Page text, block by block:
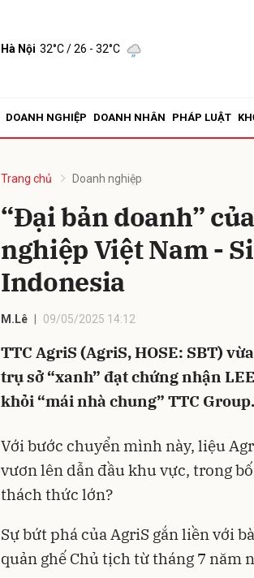
Hà Nội 32°C/ 26 - 32°C
DOANH NGHIỆP DOANH NHÂN PHÁP LUẬT
Trang chủ Doanh nghiệp
“Đại bản doanh”
nghiệp Việt Nam -
Indonesia
M.Lê 09/05/2025 14:12
TTC AgriS (AgriS, HOSE: SBT)
trụ sở “xanh” đạt chứng nhận
khỏi “mái nhà chung” TTC Group.
Với bước chuyển mình này, liệu
vươn lên dẫn đầu khu vực, trong
thách thức lớn?
Sự bứt phá của AgriS gắn liền với
quản ghế Chủ tịch từ tháng 7 năm